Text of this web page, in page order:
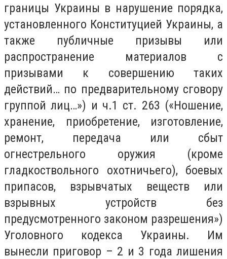
границы Украины в нарушение порядка,
установленного Конституцией Украины, а
также публичные призывы или
распространение материалов с
призывами к совершению таких
действий… по предварительному сговору
группой лиц…») и ч.1 ст. 263 («Ношение,
хранение, приобретение, изготовление,
ремонт, передача или сбыт
огнестрельного оружия (кроме
гладкоствольного охотничьего), боевых
припасов, взрывчатых веществ или
взрывных устройств без
предусмотренного законом разрешения»)
Уголовного кодекса Украины. Им
вынесли приговор – 2 и 3 года лишения